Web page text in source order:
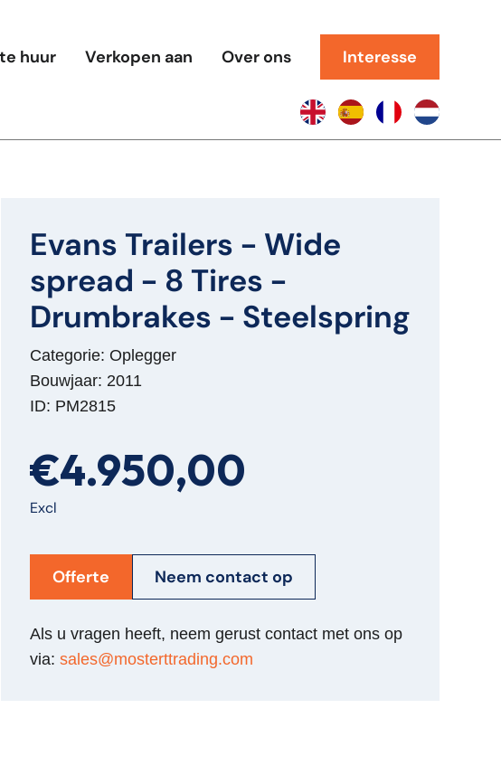
huur Verkopen aan Over ons Interesse
Evans Trailers - Wide
spread - 8 Tires -
Drumbrakes - Steelspring
Categorie: Oplegger
Bouwjaar: 2011
ID: PM2815
€4.950,00
Excl
Offerte Neem contact op
Als u vragen heeft, neem gerust contact met ons op
via:sales@mosterttrading.com